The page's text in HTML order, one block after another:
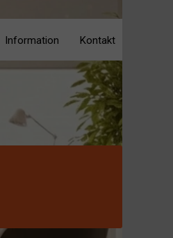
Information Kontakt